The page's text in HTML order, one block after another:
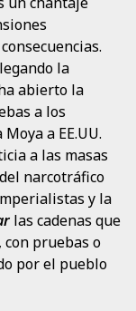
la
abierto la
a los
a EE.UU.
a las masas
narcotráfico
y la
las cadenas que
con pruebas o
por el pueblo